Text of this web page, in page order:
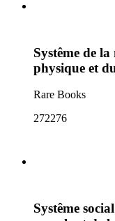
Systême de
physique et
Rare Books
272276
Systême